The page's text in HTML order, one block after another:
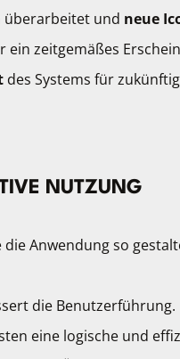
überarbeitet und neue
ein zeitgemäßes
des Systems für
NUTZUNG
Anwendung so
die Benutzerführung.
eine logische und